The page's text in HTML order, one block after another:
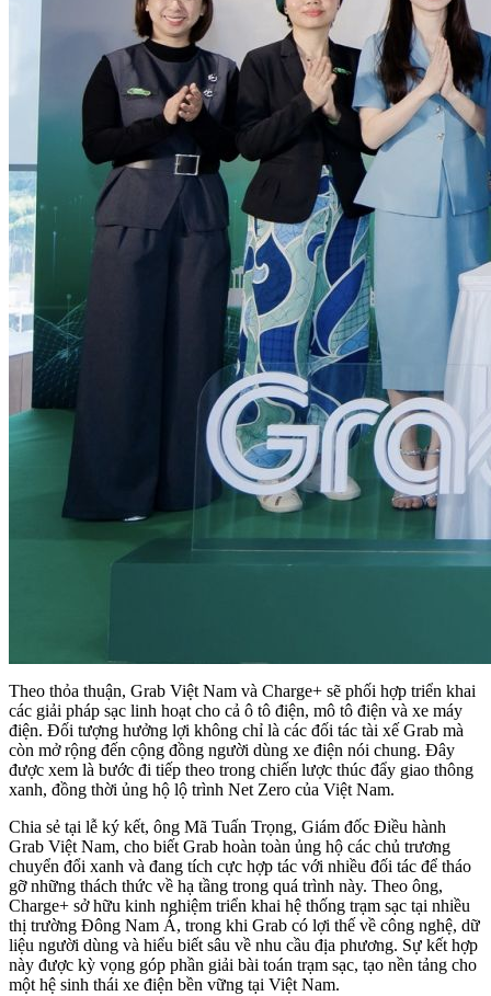
Theo thỏa thuận, Grab Việt Nam và Charge+ sẽ phối hợp triển khai
các giải pháp sạc linh hoạt cho cả ô tô điện, mô tô điện và xe máy
điện. Đối tượng hưởng lợi không chỉ là các đối tác tài xế Grab mà
còn mở rộng đến cộng đồng người dùng xe điện nói chung. Đây
được xem là bước đi tiếp theo trong chiến lược thúc đẩy giao thông
xanh, đồng thời ủng hộ lộ trình Net Zero của Việt Nam.
Chia sẻ tại lễ ký kết, ông Mã Tuấn Trọng, Giám đốc Điều hành
Grab Việt Nam, cho biết Grab hoàn toàn ủng hộ các chủ trương
chuyển đổi xanh và đang tích cực hợp tác với nhiều đối tác để tháo
gỡ những thách thức về hạ tầng trong quá trình này. Theo ông,
Charge+ sở hữu kinh nghiệm triển khai hệ thống trạm sạc tại nhiều
thị trường Đông Nam Á, trong khi Grab có lợi thế về công nghệ, dữ
liệu người dùng và hiểu biết sâu về nhu cầu địa phương. Sự kết hợp
này được kỳ vọng góp phần giải bài toán trạm sạc, tạo nền tảng cho
một hệ sinh thái xe điện bền vững tại Việt Nam.